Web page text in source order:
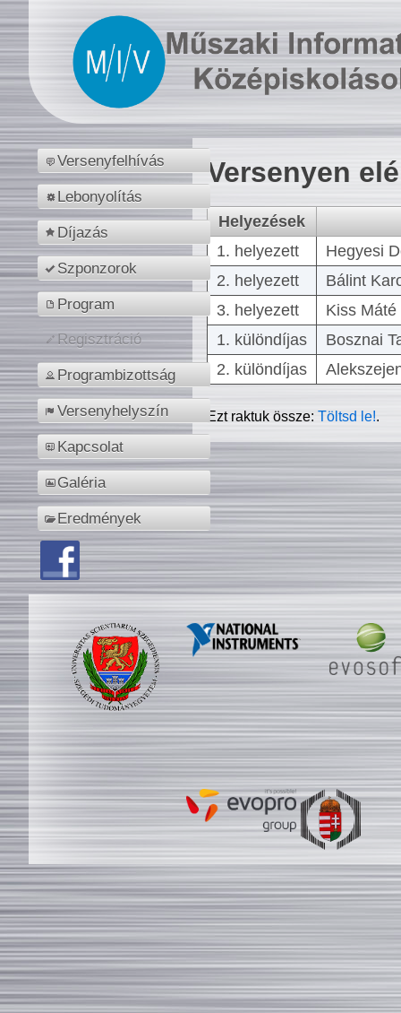
Versenyfelhívás
Lebonyolítás
Díjazás
Szponzorok
Program
Regisztráció
Programbizottság
Versenyhelyszín
Kapcsolat
Galéria
Eredmények
Versenyen
Helyezések
1. helyezett
Hegyesi
2. helyezett
Bálint
3. helyezett
Kiss
1. különdíjas
Bosznai
2. különdíjas
Ezt raktuk össze:Töltsd le!.